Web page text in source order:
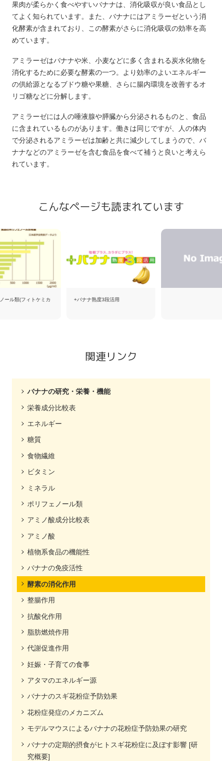
果肉が柔らかく食べやすいバナナは、消化吸収が良い食品とし
てよく知られています。また、バナナにはアミラーゼという消
化酵素が含まれており、この酵素がさらに消化吸収の効率を高
めています。
アミラーゼはバナナや米、小麦などに多く含まれる炭水化物を
消化するために必要な酵素の一つ。より効率のよいエネルギー
の供給源となるブドウ糖や果糖、さらに腸内環境を改善するオ
リゴ糖などに分解します。
アミラーゼには人の唾液腺や膵臓から分泌されるものと、食品
に含まれているものがあります。働きは同じですが、人の体内
で分泌されるアミラーゼは加齢と共に減少してしまうので、バ
ナナなどのアミラーゼを含む食品を食べて補うと良いと考えら
れています。
こんなページも読まれています
ール類(フィトケミカ +バナナ熟度3段活用
関連リンク
バナナの研究・栄養・機能
栄養成分比較表
エネルギー
糖質
食物繊維
ビタミン
ミネラル
ポリフェノール類
アミノ酸成分比較表
アミノ酸
植物系食品の機能性
バナナの免疫活性
酵素の消化作用
整腸作用
抗酸化作用
脂肪燃焼作用
代謝促進作用
妊娠・子育ての食事
アタマのエネルギー源
バナナのスギ花粉症予防効果
花粉症発症のメカニズム
モデルマウスによるバナナの花粉症予防効果の研究
バナナの定期的摂食がヒトスギ花粉症に及ぼす影響 [研
究概要]